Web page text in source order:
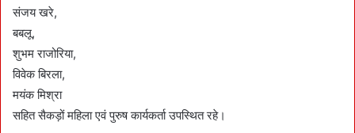
संजय खरे,
बबलू,
शुभम राजोरिया,
विवेक बिरला,
मयंक मिश्रा
सहित सैकड़ों महिला एवं पुरुष कार्यकर्ता उपस्थित रहे।